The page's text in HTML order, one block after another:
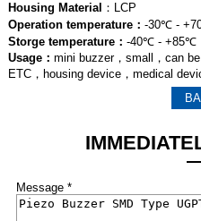
Housing Material ：LCP
Operation temperature： -30℃ -
Storge temperature： -40℃ - +85℃
Usage： mini buzzer，small，can
ETC，housing device，medical
Message *